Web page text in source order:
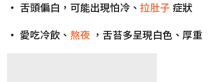
• 舌頭偏白，可能出現怕冷、 拉肚子 症狀
• 愛吃冷飲、 熬夜 ，舌苔多呈現白色、厚重